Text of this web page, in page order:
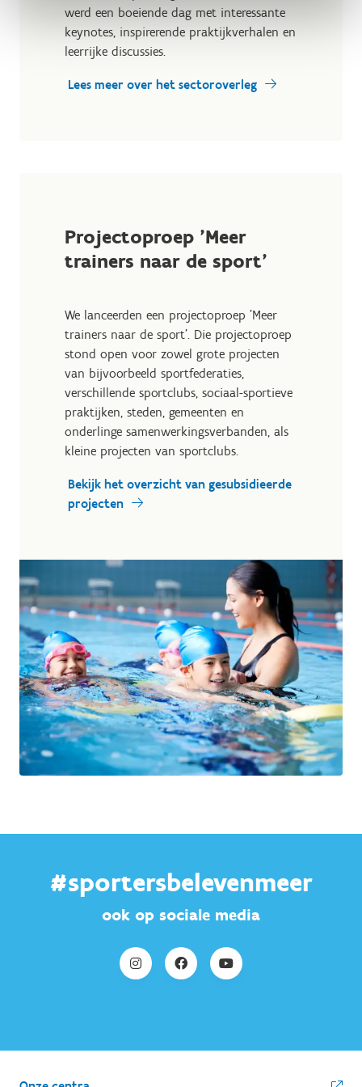
werd een boeiende dag met interessante
keynotes, inspirerende praktijkverhalen en
leerrijke discussies.
Lees meer over het sectoroverleg
Projectoproep 'Meer
trainers naar de sport'
We lanceerden een projectoproep 'Meer
trainers naar de sport'. Die projectoproep
stond open voor zowel grote projecten
van bijvoorbeeld sportfederaties,
verschillende sportclubs, sociaal-sportieve
praktijken, steden, gemeenten en
onderlinge samenwerkingsverbanden, als
kleine projecten van sportclubs.
Bekijk het overzicht van gesubsidieerde
projecten
#sportersbelevenmeer
ook op sociale media